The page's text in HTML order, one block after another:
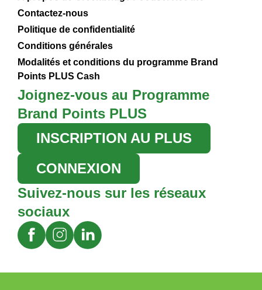
Contactez-nous
Politique de confidentialité
Conditions générales
Modalités et conditions du programme Brand
Points PLUS Cash
Joignez-vous au Programme
Brand Points PLUS
INSCRIPTION AU PLUS
CONNEXION
Suivez-nous sur les réseaux
sociaux